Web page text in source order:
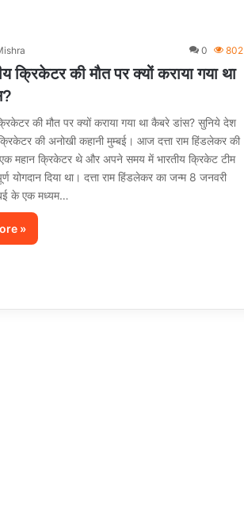
0 802
क्रिकेटर की मौत पर क्यों कराया गया था
की मौत पर क्यों कराया गया था कैबरे डांस? सुनिये देश
की अनोखी कहानी मुम्बई। आज दत्ता राम हिंडलेकर की
महान क्रिकेटर थे और अपने समय में भारतीय क्रिकेट टीम
योगदान दिया था। दत्ता राम हिंडलेकर का जन्म 8 जनवरी
के एक मध्यम…
»